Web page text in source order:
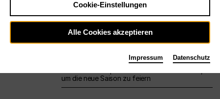
Großes Haus
12:00 Eröffnungswochenende
um die neue Saison zu feiern
Cookie-Einstellungen
Alle Cookies akzeptieren
Impressum Datenschutz